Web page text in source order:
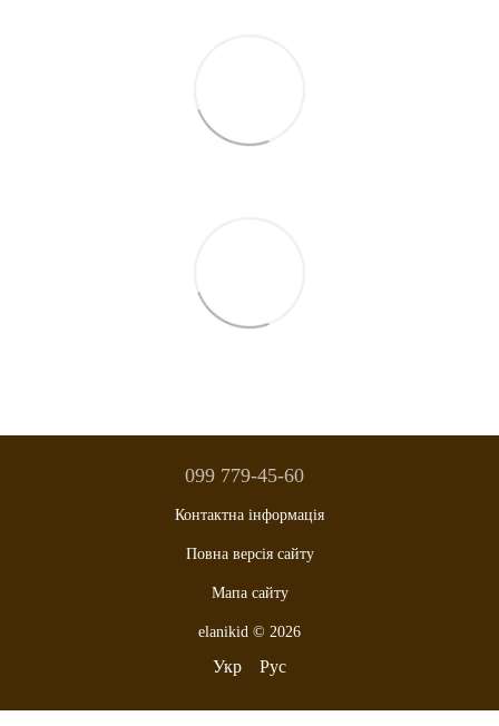
099 779-45-60
Контактна інформація
Повна версія сайту
Мапа сайту
elanikid © 2026
Укр Рус